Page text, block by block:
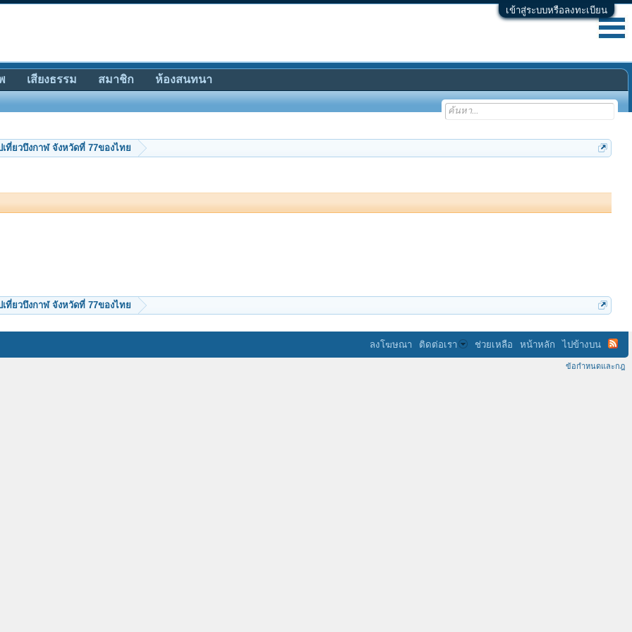
เข้าสู่ระบบหรือลงทะเบียน
เที่ยวบึงกาฬ จังหวัดที่ 77ของไทย
เที่ยวบึงกาฬ จังหวัดที่ 77ของไทย
เสียงธรรม สมาชิก ห้องสนทนา
ลงโฆษณา ติดต่อเรา ช่วยเหลือ หน้าหลัก ไปข้างบน
ข้อกำหนดและกฎ